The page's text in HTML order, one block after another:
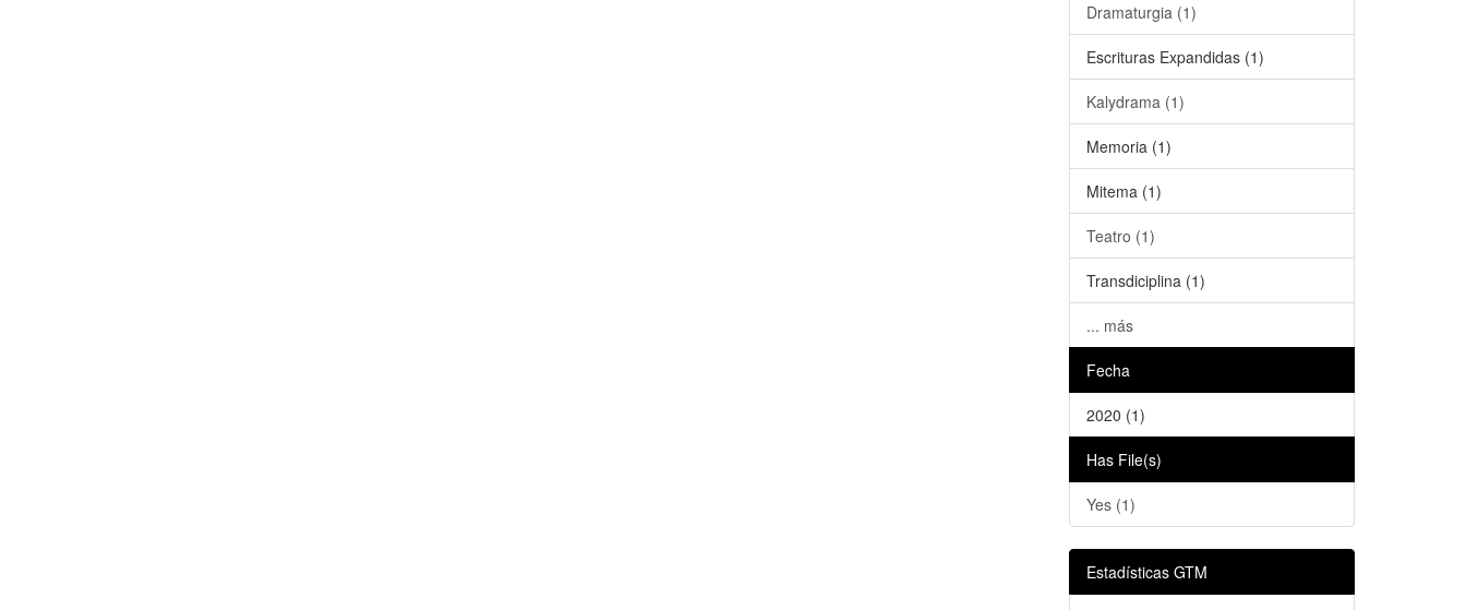
Dramaturgia (1)
Escrituras Expandidas (1)
Kalydrama (1)
Memoria (1)
Mitema (1)
Teatro (1)
Transdiciplina (1)
... más
Fecha
2020 (1)
Has File(s)
Yes (1)
Estadísticas GTM